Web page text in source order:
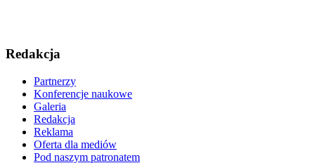
Redakcja
Partnerzy
Konferencje naukowe
Galeria
Redakcja
Reklama
Oferta dla mediów
Pod naszym patronatem